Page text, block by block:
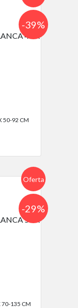
-39%
50-92 CM
Oferta
-29%
70-135 CM